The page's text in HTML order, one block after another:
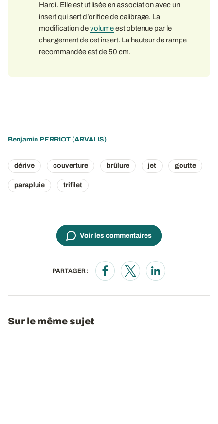
Hardi. Elle est utilisée en association avec un
insert qui sert d’orifice de calibrage. La
modification devolumeest obtenue par le
changement de cet insert. La hauteur de rampe
recommandée est de 50 cm.
Benjamin PERRIOT (ARVALIS)
dérive couverture brûlure jet goutte
parapluie trifilet
Voir les commentaires
PARTAGER :
Opens in a new window
Opens in a new window
Opens in a new
Sur le même sujet